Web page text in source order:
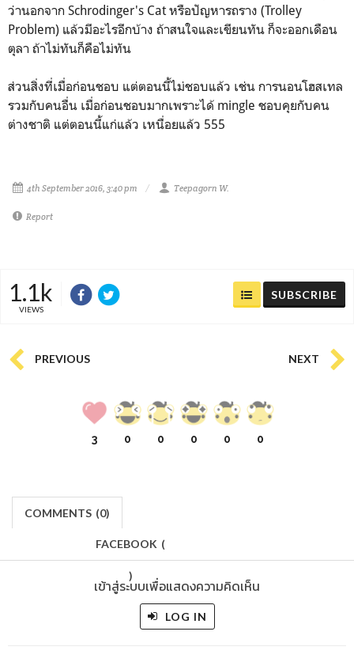
ว่านอกจาก Schrodinger's Cat หรือปัญหารถราง (Trolley
Problem) แล้วมีอะไรอีกบ้าง ถ้าสนใจและเขียนทัน ก็จะออกเดือน
ตุลา ถ้าไม่ทันก็คือไม่ทัน
ส่วนสิ่งที่เมื่อก่อนชอบ แต่ตอนนี้ไม่ชอบแล้ว เช่น การนอนโฮสเทล
รวมกับคนอื่น เมื่อก่อนชอบมากเพราะได้ mingle ชอบคุยกับคน
ต่างชาติ แต่ตอนนี้แก่แล้ว เหนื่อยแล้ว 555
4th September 2016, 3:40 pm Teepagorn W.
Report
1.1k
VIEWS
SUBSCRIBE
PREVIOUS NEXT
3 0 0 0 0 0
COMMENTS (0)
FACEBOOK (
)
เข้าสู่ระบบเพื่อแสดงความคิดเห็น
LOG IN